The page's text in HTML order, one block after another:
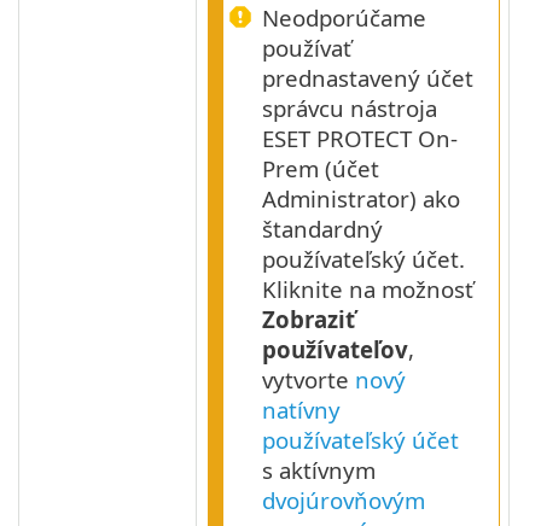
Neodporúčame
používať
prednastavený účet
správcu nástroja
ESET PROTECT On-
Prem (účet
Administrator) ako
štandardný
používateľský účet.
Kliknite na možnosť
Zobraziť
používateľov,
vytvorte nový
natívny
používateľský účet
s aktívnym
dvojúrovňovým